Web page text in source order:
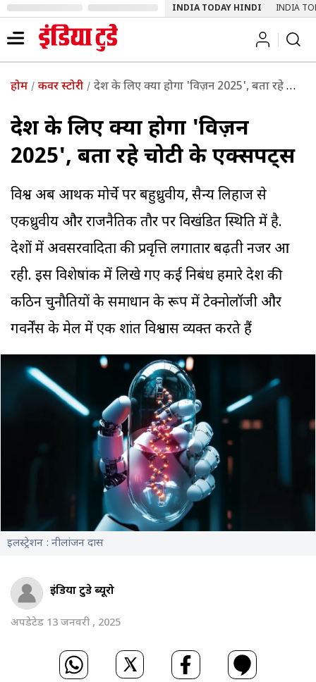
INDIA TODAY HINDI INDIA
होम कवर स्टोरी देश के लिए क्या होगा 'विज़न 2025', बता रहे चोटी के एक्सपर्ट्स
देश के लिए क्या होगा 'विज़न
2025', बता रहे चोटी के एक्सपर्ट्स
विश्व अब आर्थिक मोर्चे पर बहुध्रुवीय, सैन्य लिहाज से
एकध्रुवीय और राजनैतिक तौर पर विखंडित स्थिति में है.
देशों में अवसरवादिता की प्रवृत्ति लगातार बढ़ती नजर आ
रही. इस विशेषांक में लिखे गए कई निबंध हमारे देश की
कठिन चुनौतियों के समाधान के रूप में टेक्नोलॉजी और
गवर्नेंस के मेल में एक शांत विश्वास व्यक्त करते हैं
इलस्ट्रेशन : नीलांजन दास
इंडिया टुडे ब्यूरो
अपडेटेड 13 जनवरी , 2025